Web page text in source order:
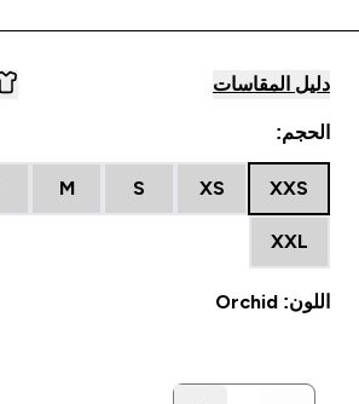
دليل المقاسات
الحجم:
XXS
XS
S
M
XXL
اللون: Orchid